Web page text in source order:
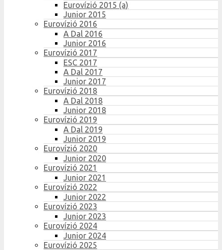
Eurovízió 2015 (a)
Junior 2015
Eurovízió 2016
A Dal 2016
Junior 2016
Eurovízió 2017
ESC 2017
A Dal 2017
Junior 2017
Eurovízió 2018
A Dal 2018
Junior 2018
Eurovízió 2019
A Dal 2019
Junior 2019
Eurovízió 2020
Junior 2020
Eurovízió 2021
Junior 2021
Eurovízió 2022
Junior 2022
Eurovízió 2023
Junior 2023
Eurovízió 2024
Junior 2024
Eurovízió 2025